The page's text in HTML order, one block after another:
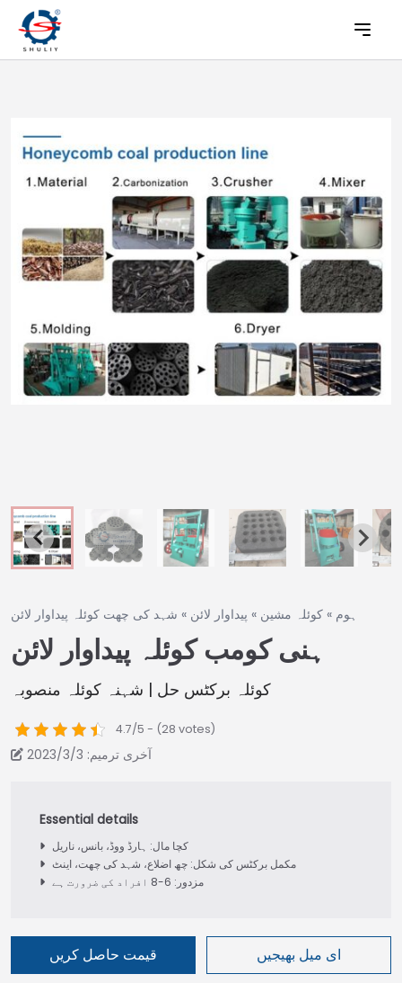
ہوم » کوئلہ مشین » پیداوار لائن » شہد کی چھت کوئلہ پیداوار لائن
ہنی کومب کوئلہ پیداوار لائن
کوئلہ برکٹس حل | شہنہ کوئلہ منصوبہ
4.7/5 - (28 votes)
آخری ترمیم: 2023/3/3
کچا مال: ہارڈ ووڈ، بانس، ناریل
مکمل برکٹس کی شکل: چھ اضلاع، شہد کی چھت، اینٹ
مزدور: 6-8 افراد کی ضرورت ہے
قیمت حاصل کریں ای میل بھیجیں